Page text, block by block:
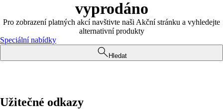
vyprodáno
Pro zobrazení platných akcí navštivte naši Akční stránku a vyhledejte
alternativní produkty
Speciální nabídky
Hledat
Užitečné odkazy